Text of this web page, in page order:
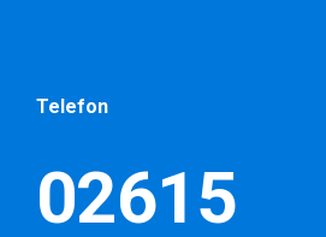
Telefon
02615